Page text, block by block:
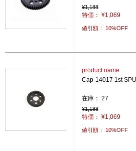
¥1,188
特価： ¥1,069
値引額： 10%OFF
product name
Cap-14017 1st
在庫： 27
¥1,188
特価： ¥1,069
値引額： 10%OFF